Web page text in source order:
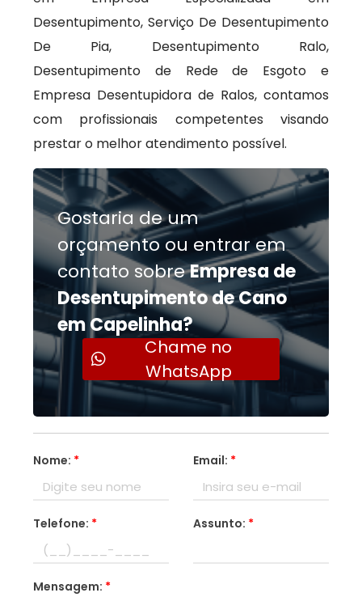
Desentupimento, Serviço De Desentupimento
De Pia, Desentupimento Ralo,
Desentupimento de Rede de Esgoto e
Empresa Desentupidora de Ralos, contamos
com profissionais competentes visando
prestar o melhor atendimento possível.
Gostaria de um
orçamento ou entrar em
contato sobreEmpresa de
Desentupimento de Cano
em Capelinha?
Chame no
WhatsApp
Nome: * Email: *
Telefone: * Assunto: *
Mensagem: *